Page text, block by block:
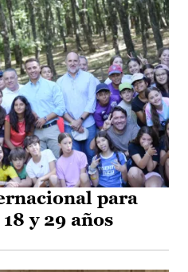
para
y 29 años